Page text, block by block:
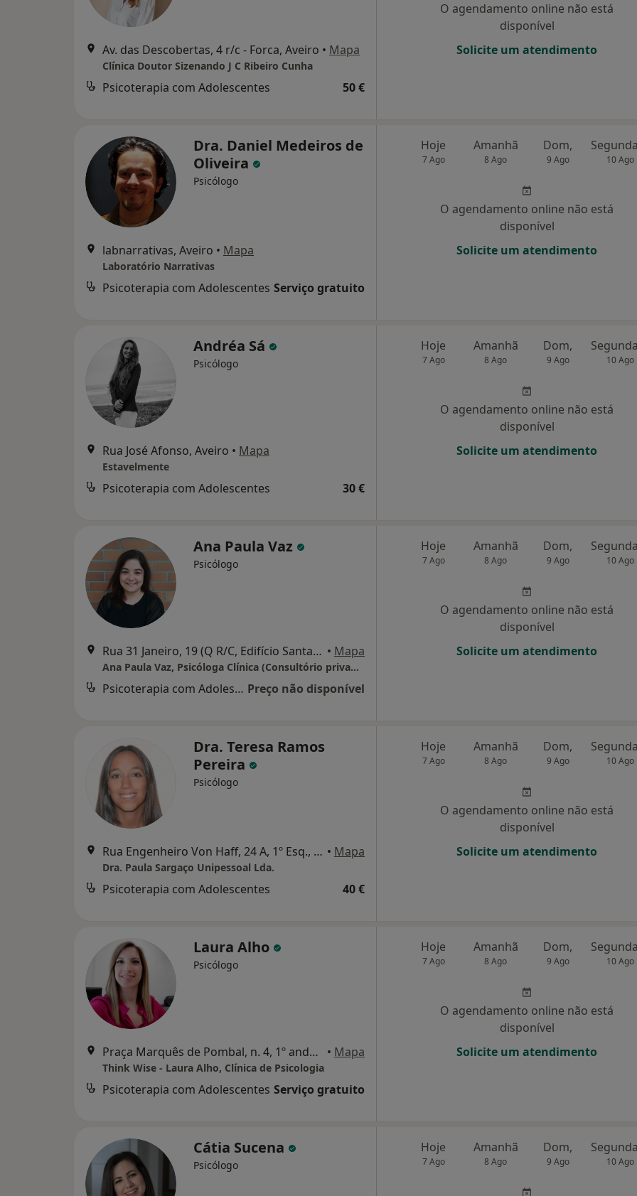
Av. das Descobertas, 4 r/c - Forca, Aveiro • Mapa
Clínica Doutor Sizenando J C Ribeiro Cunha
Psicoterapia com Adolescentes 50 €
O agendamento online não está
disponível
Solicite um atendimento
Dra. Daniel Medeiros de
Oliveira
Psicólogo
labnarrativas, Aveiro • Mapa
Laboratório Narrativas
Psicoterapia com Adolescentes Serviço gratuito
Hoje
7 Ago
Amanhã
8 Ago
Dom,
9 Ago 10 Ago
O agendamento online não está
disponível
Solicite um atendimento
Andréa Sá
Psicólogo
Rua José Afonso, Aveiro • Mapa
Estavelmente
Psicoterapia com Adolescentes 30 €
Hoje
7 Ago
Amanhã
8 Ago
Dom,
9 Ago 10 Ago
O agendamento online não está
disponível
Solicite um atendimento
Ana Paula Vaz
Psicólogo
Rua 31 Janeiro, 19 (Q R/C, Edifício Santa Catarina), Aveiro • Mapa
Ana Paula Vaz, Psicóloga Clínica (Consultório privado)
Psicoterapia com Adolescentes Preço não disponível
Hoje
7 Ago
Amanhã
8 Ago
Dom,
9 Ago 10 Ago
O agendamento online não está
disponível
Solicite um atendimento
Dra. Teresa Ramos
Pereira
Psicólogo
Rua Engenheiro Von Haff, 24 A, 1º Esq., Aveiro, Aveiro • Mapa
Dra. Paula Sargaço Unipessoal Lda.
Psicoterapia com Adolescentes 40 €
Hoje
7 Ago
Amanhã
8 Ago
Dom,
9 Ago 10 Ago
O agendamento online não está
disponível
Solicite um atendimento
Laura Alho
Psicólogo
Praça Marquês de Pombal, n. 4, 1º andar, sala 4, Aveiro • Mapa
Think Wise - Laura Alho, Clínica de Psicologia
Psicoterapia com Adolescentes Serviço gratuito
Hoje
7 Ago
Amanhã
8 Ago
Dom,
9 Ago 10 Ago
O agendamento online não está
disponível
Solicite um atendimento
Cátia Sucena
Psicólogo
Hoje
7 Ago
Amanhã
8 Ago
Dom,
9 Ago 10 Ago